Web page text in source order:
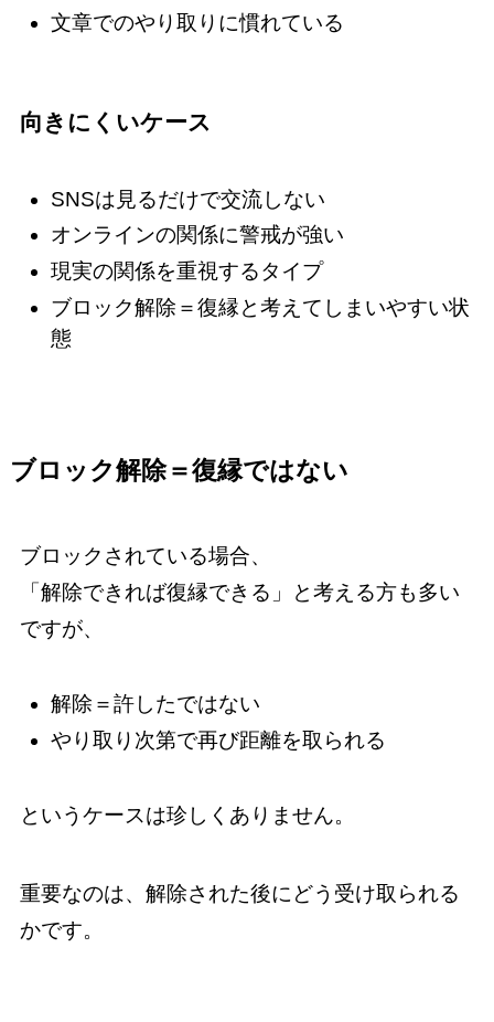
文章でのやり取りに慣れている
向きにくいケース
SNSは見るだけで交流しない
オンラインの関係に警戒が強い
現実の関係を重視するタイプ
ブロック解除＝復縁と考えてしまいやすい状
態
ブロック解除＝復縁ではない
ブロックされている場合、
「解除できれば復縁できる」と考える方も多い
ですが、
解除＝許したではない
やり取り次第で再び距離を取られる
というケースは珍しくありません。
重要なのは、解除された後にどう受け取られる
かです。